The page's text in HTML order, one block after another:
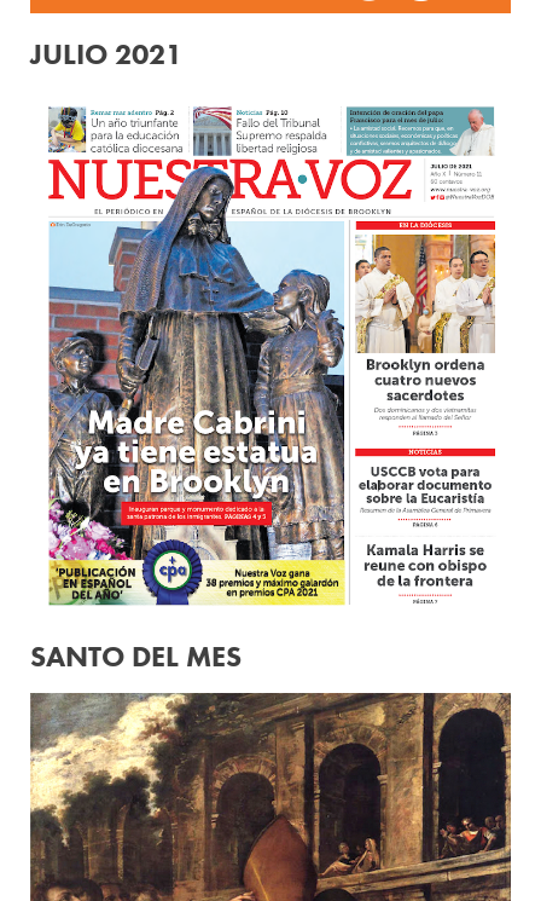
JULIO 2021
SANTO DEL MES